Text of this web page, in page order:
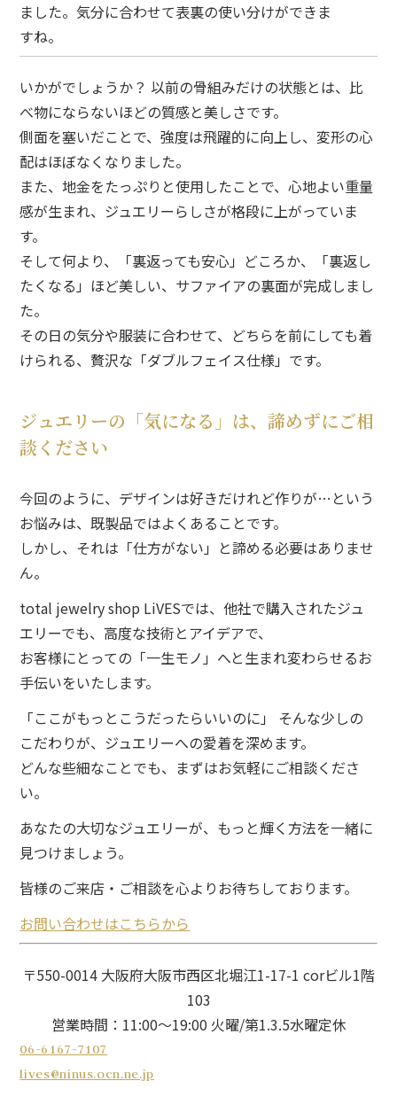
ました。気分に合わせて表裏の使い分けができま
すね。
いかがでしょうか？ 以前の骨組みだけの状態とは、比
べ物にならないほどの質感と美しさです。
側面を塞いだことで、強度は飛躍的に向上し、変形の心
配はほぼなくなりました。
また、地金をたっぷりと使用したことで、心地よい重量
感が生まれ、 ジュエリーらしさが格段に上がっていま
す。
そして何より、
「裏返っても安心」どころか、「裏返し
たくなる」ほど美しい、サファイアの裏面が完成しまし
た。
その日の気分や服装に合わせて、 どちらを前にしても着
けられる、 贅沢な「ダブルフェイス仕様」です。
ジュエリーの「気になる」は、諦めずにご相
談ください
今回のように、 デザインは好きだけれど作りが…という
お悩みは、既製品ではよくあることです。
しかし、 それは「仕方がない」と諦める必要はありませ
ん。
total jewelry shop LiVESでは、他社で購入されたジュ
エリーでも、高度な技術とアイデアで、
お客様にとっての「一生モノ」へと生まれ変わらせるお
手伝いをいたします。
「ここがもっとこうだったらいいのに」 そんな少しの
こだわりが、 ジュエリーへの愛着を深めます。
どんな些細なことでも、 まずはお気軽にご相談くださ
い。
あなたの大切なジュエリーが、 もっと輝く方法を一緒に
見つけましょう。
皆様のご来店・ご相談を心よりお待ちしております。
お問い合わせはこちらから
〒550-0014 大阪府大阪市西区北堀江1-17-1 corビル1階
103
営業時間：11:00～19:00 火曜/第1.3.5水曜定休
06-6167-7107
lives@ninus.ocn.ne.jp